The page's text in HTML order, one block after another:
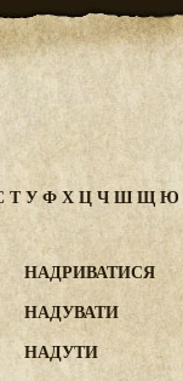
ТУФХЦЧШЩЮ
НАДРИВАТИСЯ
НАДУВАТИ
НАДУТИ